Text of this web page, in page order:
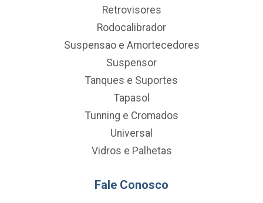
Retrovisores
Rodocalibrador
Suspensao e Amortecedores
Suspensor
Tanques e Suportes
Tapasol
Tunning e Cromados
Universal
Vidros e Palhetas
Fale Conosco